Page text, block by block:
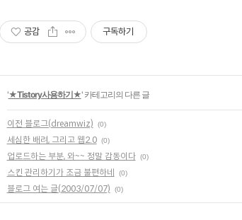
공감 구독하기
'★Tistory사용하기★' 카테고리의 다른 글
이전 블로그(dreamwiz) (0)
세심한 배려, 그리고 웹2.0 (0)
업로드하는 부분, 와~~ 정말 감동이다 (0)
스킨 관리하기가 조금 불편하네 (0)
블로그 여는 글(2003/07/07) (0)